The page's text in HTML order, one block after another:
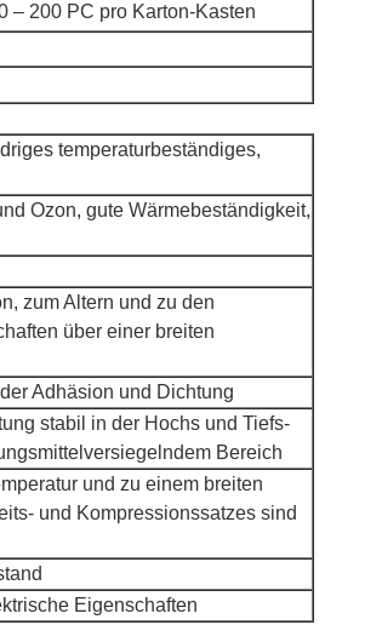
– 200 PC pro Karton-Kasten
temperaturbeständiges,
Ozon, gute Wärmebeständigkeit,
zum Altern und zu den
über einer breiten
Adhäsion und Dichtung
stabil in der Hochs und Tiefs-
Bereich
und zu einem breiten
und Kompressionssatzes sind
Eigenschaften